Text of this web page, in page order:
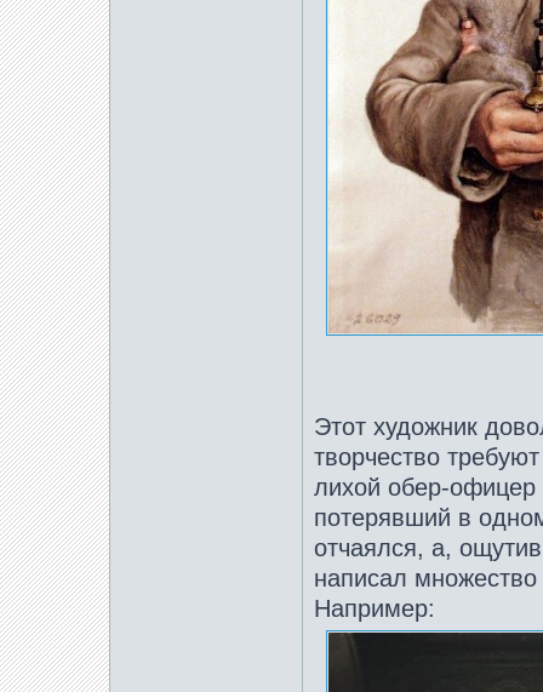
Этот художник
творчество
лихой обер-офицер
потерявший в
отчаялся, а,
написал
Например: